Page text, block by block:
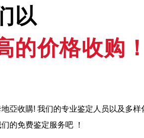
以
的价格收购！
亞收購! 我们的专业鉴定人员以及多
的免费鉴定服务吧 ！